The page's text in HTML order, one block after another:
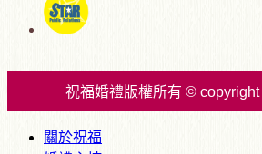
祝福婚禮版權所有 ©
關於祝福